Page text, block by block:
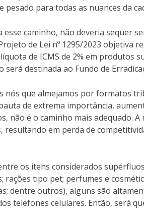
para todas as nuances da
caminho, não deveria sequer
de Lei nº 1295/2023 objetiva
de ICMS de 2% em produtos
será destinada ao Fundo de
nós que almejamos por formatos
de extrema importância,
não é o caminho mais adequado.
em perda de
os itens considerados
tipo pet; perfumes e
dentre outros), alguns são
telefones celulares. Então, será